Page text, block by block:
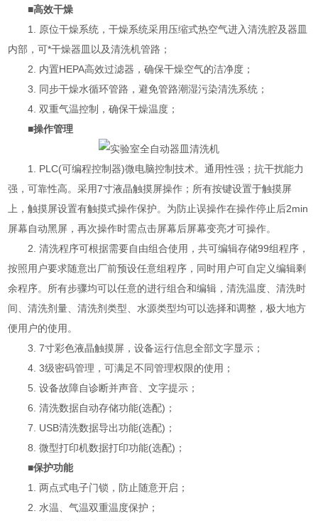
■高效干燥
1. 原位干燥系统，干燥系统采用压缩式热空气进入清洗腔及器皿
内部，可*干燥器皿以及清洗机管路；
2. 内置HEPA高效过滤器，确保干燥空气的洁净度；
3. 同步干燥水循环管路，避免管路潮湿污染清洗系统；
4. 双重气温控制，确保干燥温度；
■操作管理
1. PLC(可编程控制器)微电脑控制技术。通用性强；抗干扰能力
强，可靠性高。采用7寸液晶触摸屏操作；所有按键设置于触摸屏
上，触摸屏设置有触摸式操作保护。为防止误操作在操作停止后2min
屏幕自动黑屏，再次操作时需点击屏幕后屏幕变亮才可操作。
2. 清洗程序可根据需要自由组合使用，共可编辑存储99组程序，
按照用户要求随意出厂前预设任意组程序，同时用户可自定义编辑剩
余程序。所有步骤均可以任意的进行组合和编辑，清洗温度、清洗时
间、清洗剂量、清洗剂类型、水源类型均可以选择和调整，极大地方
便用户的使用。
3. 7寸彩色液晶触摸屏，设备运行信息全部文字显示；
4. 3级密码管理，可满足不同管理权限的使用；
5. 设备故障自诊断并声音、文字提示；
6. 清洗数据自动存储功能(选配)；
7. USB清洗数据导出功能(选配)；
8. 微型打印机数据打印功能(选配)；
■保护功能
1. 两点式电子门锁，防止随意开启；
2. 水温、气温双重温度保护；